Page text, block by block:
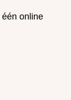
online